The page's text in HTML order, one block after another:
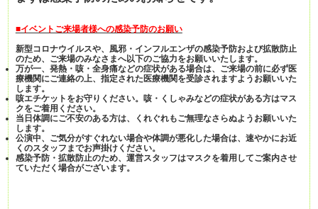
■イベントご来場者様への感染予防のお願い
新型コロナウイルスや、風邪・インフルエンザの感染予防および拡散防止
のため、ご来場のみなさまへ以下のご協力をお願いいたします。
万が一、発熱・咳・全身痛などの症状がある場合は、ご来場の前に必ず医
療機関にご連絡の上、指定された医療機関を受診されますようお願いいた
します。
咳エチケットをお守りください。咳・くしゃみなどの症状がある方はマス
クをご着用ください。
当日体調にご不安のある方は、くれぐれもご無理なさらぬようお願いいた
します。
公演中、ご気分がすぐれない場合や体調が悪化した場合は、速やかにお近
くのスタッフまでお声掛けください。
感染予防・拡散防止のため、運営スタッフはマスクを着用してご案内させ
ていただく場合がございます。